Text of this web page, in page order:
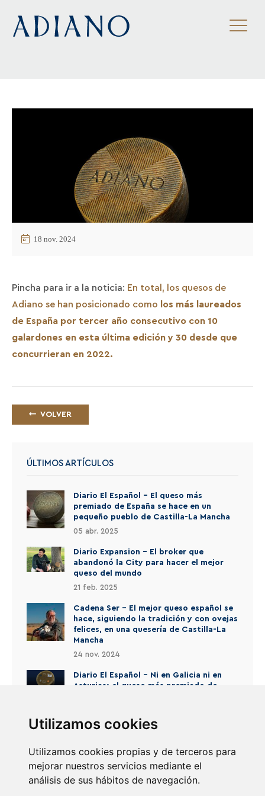
Utilizamos cookies
Utilizamos cookies propias y de terceros para
mejorar nuestros servicios mediante el
análisis de sus hábitos de navegación.
La Finca
Medio Ambiente
Nuestra tienda
Noticias
ES / EN / FR
18 nov. 2024
Pincha para ir a la noticia: En total, los quesos de
Adiano se han posicionado como
los más laureados
de España por tercer año consecutivo con 10
galardones en esta última edición y 30 desde que
concurrieran en 2022.
VOLVER
ÚLTIMOS ARTÍCULOS
Diario El Español - El queso más
premiado de España se hace en un
pequeño pueblo de Castilla-La Mancha
05 abr. 2025
Diario Expansion - El broker que
abandonó la City para hacer el mejor
queso del mundo
21 feb. 2025
Cadena Ser - El mejor queso español se
hace, siguiendo la tradición y con ovejas
felices, en una quesería de Castilla-La
Mancha
24 nov. 2024
Diario El Español - Ni en Galicia ni en
Asturias: el queso más premiado de
19 nov. 2024